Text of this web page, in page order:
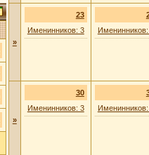
»
23
Именинников: 3
»
30
Именинников: 3